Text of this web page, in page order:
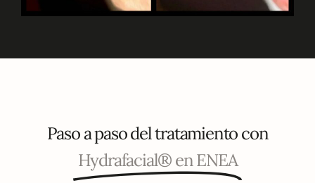
Paso a paso del tratamiento con
Hydrafacial® en ENEA